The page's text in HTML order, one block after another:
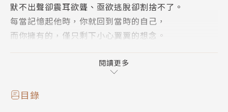
默不出聲卻震耳欲聾、亟欲逃脫卻割捨不了。
每當記憶起他時，你就回到當時的自己，
而你擁有的，僅只剩下小心翼翼的想念。
肆一：「想念沒有保存期限，但是眼淚有。」
每年都有情人節慶祝相戀，
閱讀更多
目錄